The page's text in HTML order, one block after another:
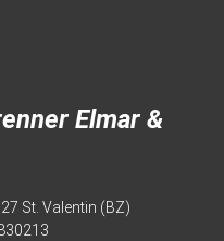
Elmar &
St. Valentin (BZ)